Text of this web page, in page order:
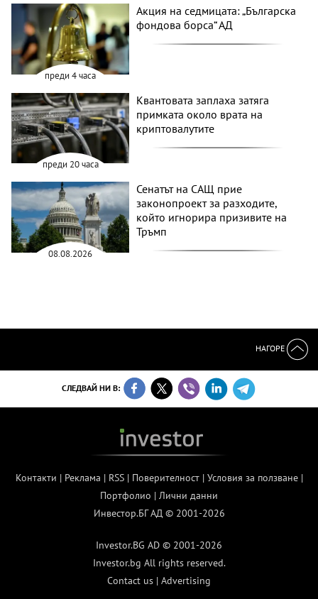
преди 4 часа
Акция на седмицата: „Българска
фондова борса“ АД
преди 20 часа
Квантовата заплаха затяга
примката около врата на
криптовалутите
08.08.2026
Сенатът на САЩ прие
законопроект за разходите,
който игнорира призивите на
Тръмп
НАГОРЕ
СЛЕДВАЙ НИ В:
Контакти | Реклама | RSS| Поверителност| Условия за ползване|
Портфолио | Лични данни
Инвестор.БГ АД © 2001-2026
Investor.BG AD © 2001-2026
Investor.bg All rights reserved.
Contact us | Advertising